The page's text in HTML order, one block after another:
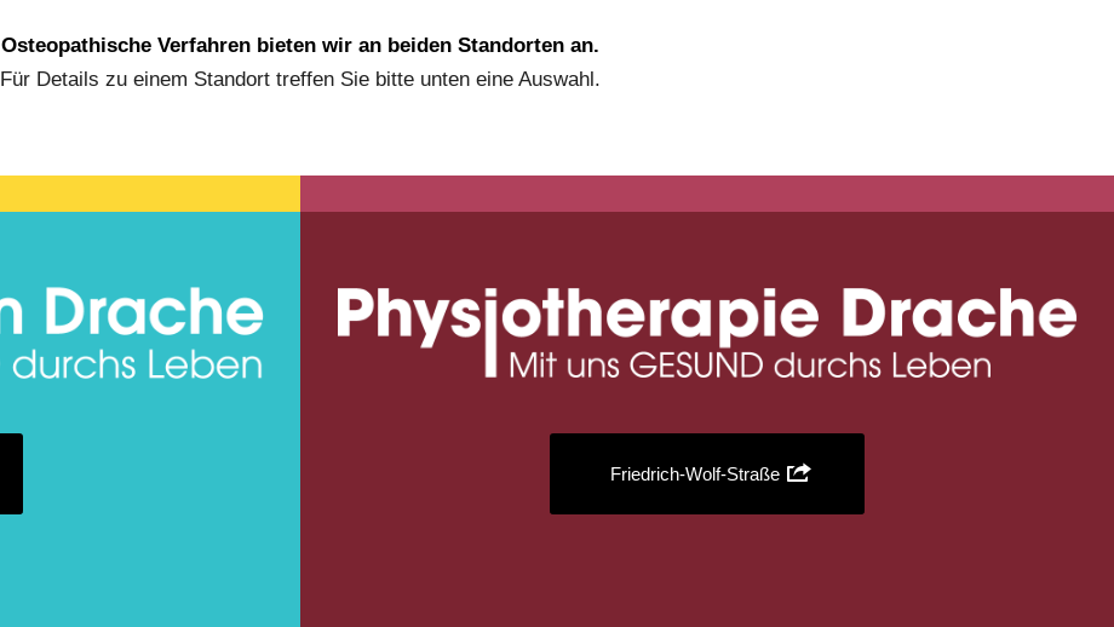
Osteopathische Verfahren bieten wir an beiden Standorten an.
Für Details zu einem Standort treffen Sie bitte unten eine Auswahl.
Friedrich-Wolf-Straße